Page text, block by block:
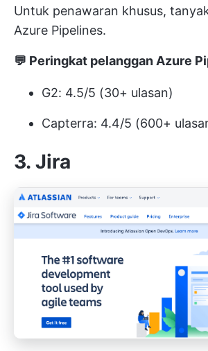
Untuk penawaran khusus,
Azure Pipelines.
💬 Peringkat pelanggan Azure
G2: 4.5/5 (30+ ulasan)
Capterra: 4.4/5 (600+
3. Jira